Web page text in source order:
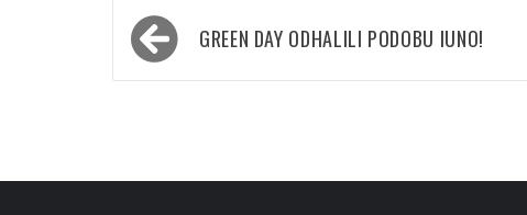
Navigace
pro GREEN DAY ODHALILI PODOBU IUNO!